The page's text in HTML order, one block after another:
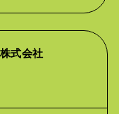
式会社